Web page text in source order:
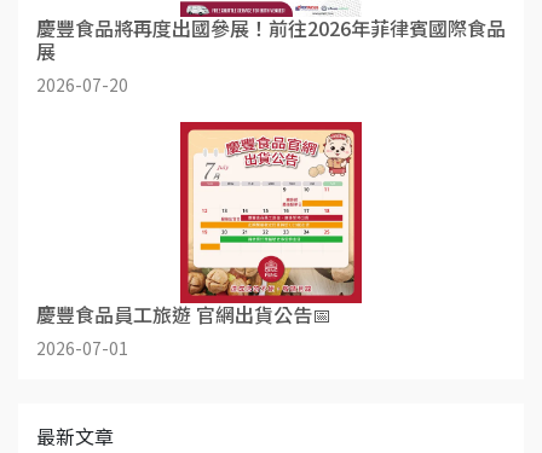
慶豐食品將再度出國參展！前往2026年菲律賓國際食品
展
2026-07-20
慶豐食品員工旅遊 官網出貨公告📅
2026-07-01
最新文章